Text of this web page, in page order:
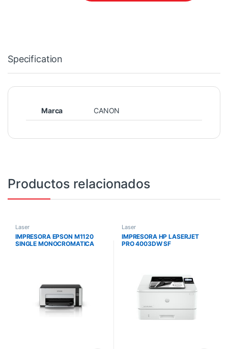
Specification
Marca CANON
Productos relacionados
Laser
IMPRESORA EPSON M1120
SINGLE MONOCROMATICA
Laser
IMPRESORA HP LASERJET
PRO 4003DW SF